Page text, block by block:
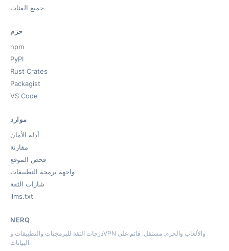
جميع الفئات
حزم
npm
PyPI
Rust Crates
Packagist
VS Code
موارد
أدلة الأمان
مقارنة
فحص الموقع
واجهة برمجة التطبيقات
شارات الثقة
llms.txt
NERQ
درجات الثقة للبرمجيات والتطبيقات وVPN والألعاب والحزم. مستقل. قائم على
البيانات.